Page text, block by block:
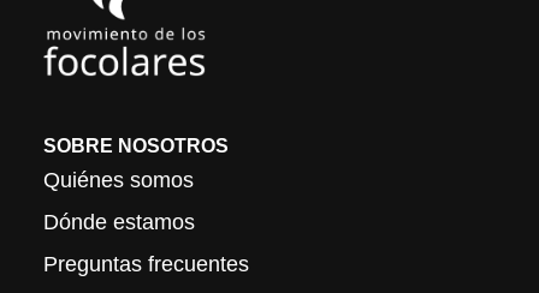
SOBRE NOSOTROS
Quiénes somos
Dónde estamos
Preguntas frecuentes